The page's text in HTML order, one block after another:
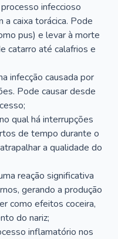
infeccioso
caixa torácica. Pode
pus) e levar à morte
catarro até calafrios e
infecção causada por
Pode causar desde
qual há interrupções
de tempo durante o
a qualidade do
reação significativa
gerando a produção
como efeitos coceira,
do nariz;
inflamatório nos